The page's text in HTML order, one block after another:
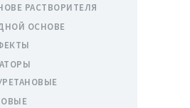
РАСТВОРИТЕЛЯ
ОСНОВЕ